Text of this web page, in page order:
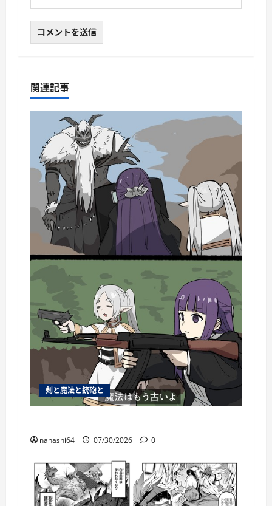
関連記事
剣と魔法と銃砲と
nanashi64 07/30/2026 0